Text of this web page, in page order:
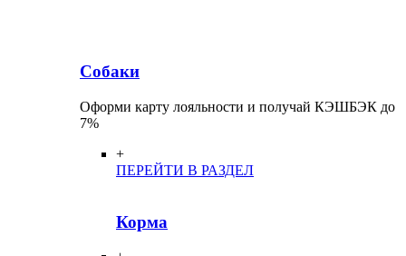
Собаки
Оформи карту лояльности и получай КЭШБЭК до
7%
+
ПЕРЕЙТИ В РАЗДЕЛ
Корма